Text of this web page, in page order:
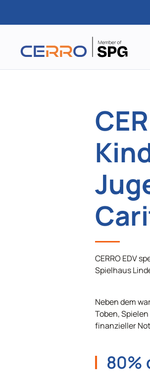
Zum
springen
CERRO EDV
Spielhaus
Neben dem
Toben,
finanzieller
80%